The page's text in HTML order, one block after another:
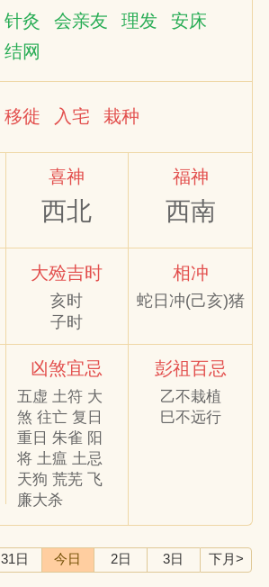
网
针灸 会亲友 理发
安床
结网
移徙 入宅 栽种
喜神
西北
福神
西南
大殓吉时
亥时
子时
相冲
蛇日冲(己亥)猪
凶煞宜忌
五虚 土符 大
煞 往亡 复日
重日 朱雀 阳
将 土瘟 土忌
天狗 荒芜 飞
廉大杀
彭祖百忌
乙不栽植
巳不远行
31日 今日 2日 3日 下月>